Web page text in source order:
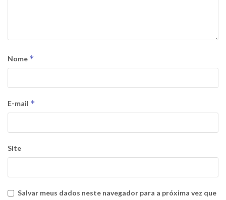
Nome *
E-mail *
Site
Salvar meus dados neste navegador para a próxima vez que